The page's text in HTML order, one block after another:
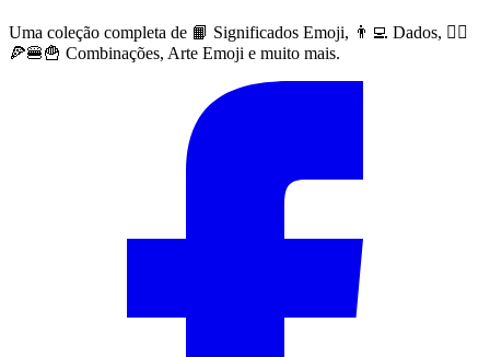
Uma coleção completa de 📙 Significados Emoji, 👨‍💻 Dados, 🙅‍♀️
🍕🍔🍟 Combinações, Arte Emoji e muito mais.